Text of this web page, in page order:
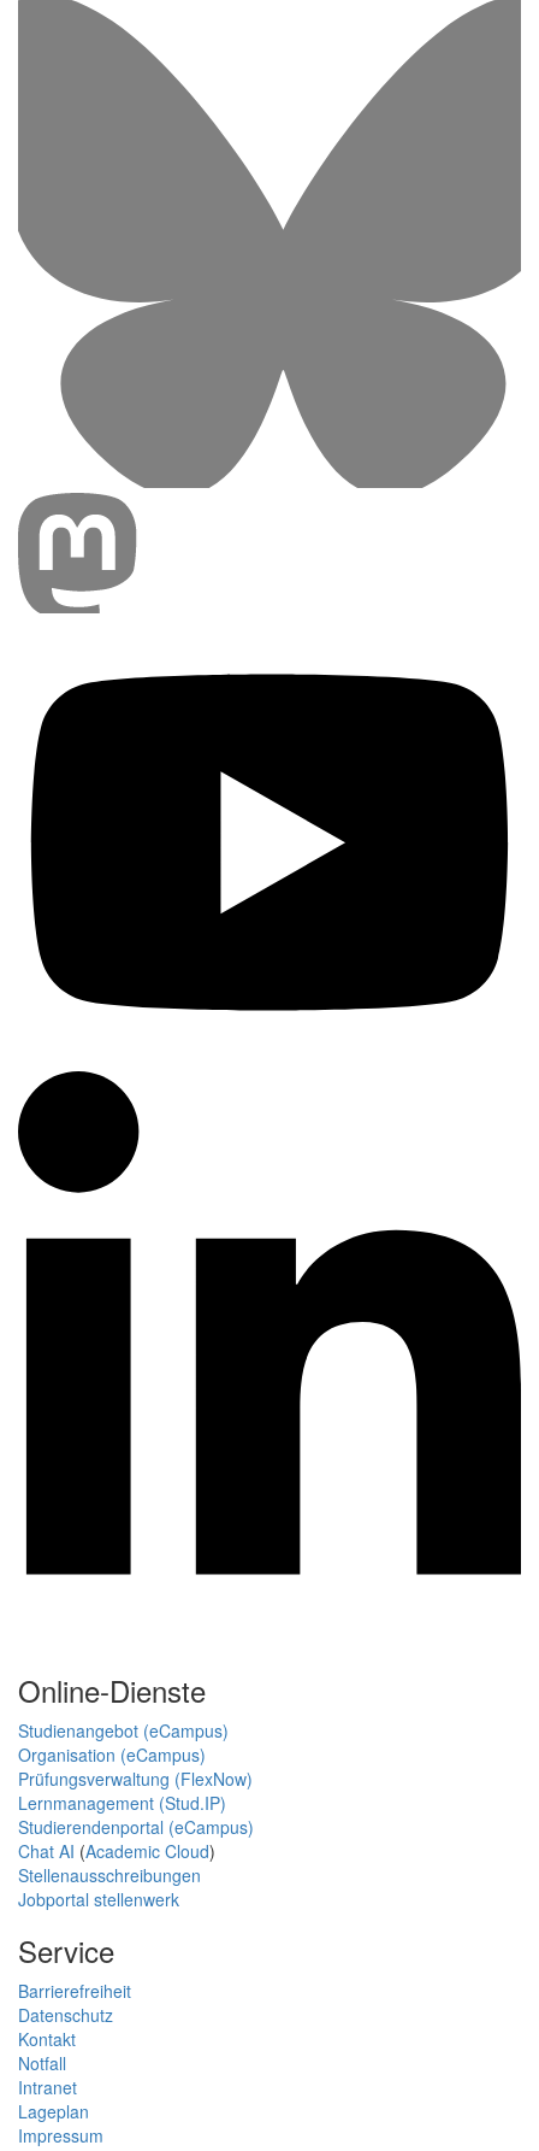
Online-Dienste
Studienangebot (eCampus)
Organisation (eCampus)
Prüfungsverwaltung (FlexNow)
Lernmanagement (Stud.IP)
Studierendenportal (eCampus)
Chat AI (Academic Cloud)
Stellenausschreibungen
Jobportal stellenwerk
Service
Barrierefreiheit
Datenschutz
Kontakt
Notfall
Intranet
Lageplan
Impressum